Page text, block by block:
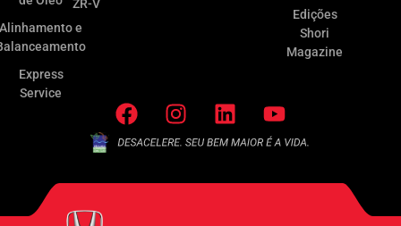
Alinhamento e
Express
Service
ZR-V
Edições
Shori
Magazine